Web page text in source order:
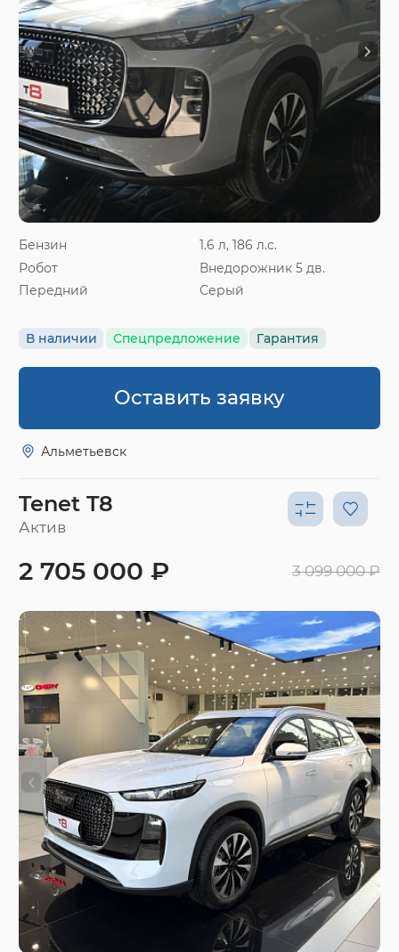
Бензин
1.6 л, 186 л.с.
Робот
Внедорожник 5 дв.
Передний
Серый
В наличии Спецпредложение Гарантия
Оставить заявку
Альметьевск
Tenet T8
Актив
2 705 000 ₽ 3 099 000 ₽